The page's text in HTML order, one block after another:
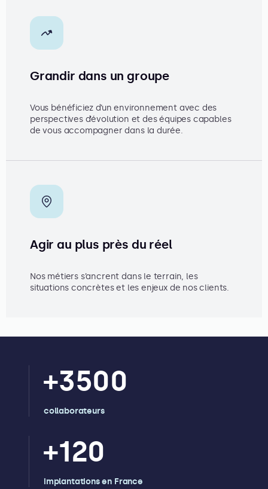
Grandir dans un groupe
Vous bénéficiez d’un environnement avec des
perspectives d’évolution et des équipes capables
de vous accompagner dans la durée.
Agir au plus près du réel
Nos métiers s’ancrent dans le terrain, les
situations concrètes et les enjeux de nos clients.
+3500
collaborateurs
+120
implantations en France